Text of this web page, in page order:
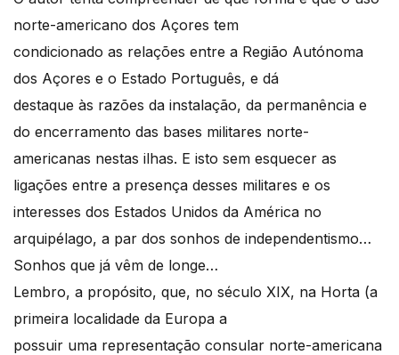
norte-americano dos Açores tem
condicionado as relações entre a Região Autónoma
dos Açores e o Estado Português, e dá
destaque às razões da instalação, da permanência e
do encerramento das bases militares norte-
americanas nestas ilhas. E isto sem esquecer as
ligações entre a presença desses militares e os
interesses dos Estados Unidos da América no
arquipélago, a par dos sonhos de independentismo…
Sonhos que já vêm de longe…
Lembro, a propósito, que, no século XIX, na Horta (a
primeira localidade da Europa a
possuir uma representação consular norte-americana